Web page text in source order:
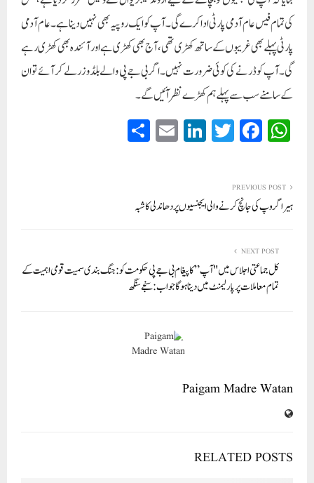
کی تمام فیس عام آدمی پارٹی ادا کرے گی۔ آپ کو ایک روپیہ بھی نہیں دینا ہے۔ عام آدمی
پارٹی پہلے بھی غریبوں کے ساتھ کھڑی تھی، آج بھی کھڑی ہے اور آئندہ بھی کھڑی رہے
گی۔ آپ کو ڈرنے کی کوئی ضرورت نہیں۔ اگر بی جے پی والے بلڈوزر لے کر آئے تو ان
کے سامنے سب سے پہلے ہم کھڑے نظر آئیں گے۔
W
ha
A
pp
Fa
ce
ok
T
wi
r
Li
nk
In
E
m
PREVIOUS POST
ہیرا گروپ کی جانچ کرنے والی ایجنسیوں پر دھاندلی کا شبہ
NEXT POST
کل جماعتی اجلاس میں "آپ” کا پیغام بی جے پی حکومت کو: جنگ بندی سمیت قومی اہمیت کے
تمام معاملات پر پارلیمنٹ میں دینا ہوگا جواب: سنجے سنگھ
Paigam Madre Watan
RELATED POSTS